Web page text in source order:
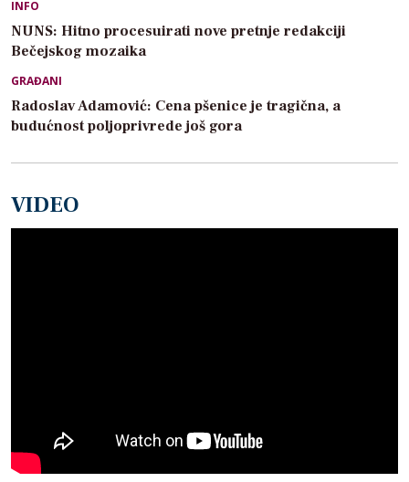
INFO
NUNS: Hitno procesuirati nove pretnje redakciji
Bečejskog mozaika
GRAĐANI
Radoslav Adamović: Cena pšenice je tragična, a
budućnost poljoprivrede još gora
VIDEO